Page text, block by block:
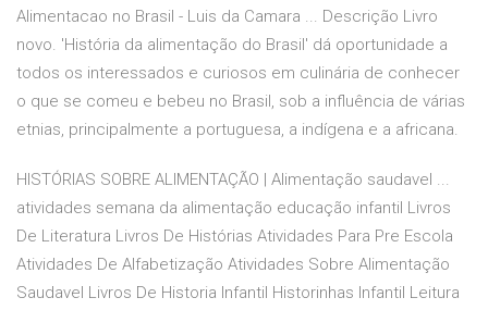
Alimentacao no Brasil - Luis da Camara ... Descrição Livro
novo. 'História da alimentação do Brasil' dá oportunidade a
todos os interessados e curiosos em culinária de conhecer
o que se comeu e bebeu no Brasil, sob a influência de várias
etnias, principalmente a portuguesa, a indígena e a africana.
HISTÓRIAS SOBRE ALIMENTAÇÃO | Alimentação saudavel ...
atividades semana da alimentação educação infantil Livros
De Literatura Livros De Histórias Atividades Para Pre Escola
Atividades De Alfabetização Atividades Sobre Alimentação
Saudavel Livros De Historia Infantil Historinhas Infantil Leitura